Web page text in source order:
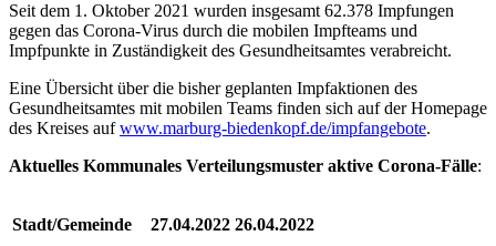
Seit dem 1. Oktober 2021 wurden insgesamt 62.378 Impfungen
gegen das Corona-Virus durch die mobilen Impfteams und
Impfpunkte in Zuständigkeit des Gesundheitsamtes verabreicht.
Eine Übersicht über die bisher geplanten Impfaktionen des
Gesundheitsamtes mit mobilen Teams finden sich auf der Homepage
des Kreises aufwww.marburg-biedenkopf.de/impfangebote.
Aktuelles Kommunales Verteilungsmuster aktive Corona-Fälle:
Stadt/Gemeinde 27.04.2022 26.04.2022